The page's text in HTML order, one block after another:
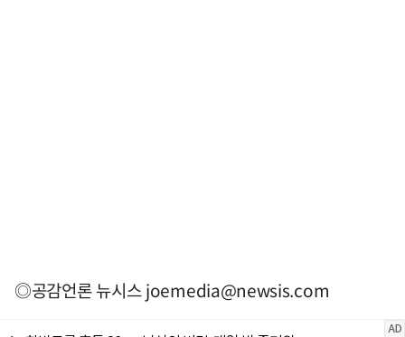
◎공감언론 뉴시스joemedia@newsis.com